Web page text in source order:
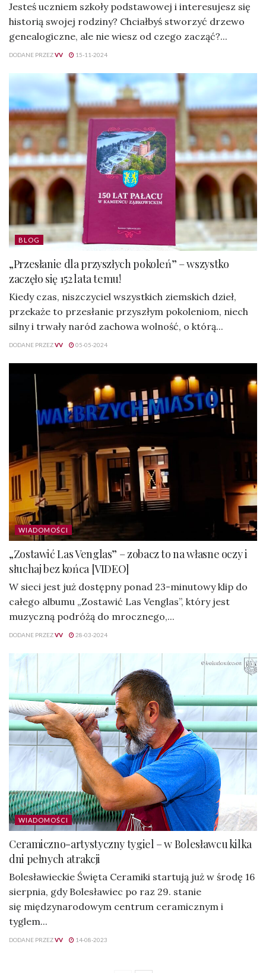
Jesteś uczniem szkoły podstawowej i interesujesz się
historią swojej rodziny? Chciałbyś stworzyć drzewo
genealogiczne, ale nie wiesz od czego zacząć?...
DODANE PRZEZVV 15-11-2024
BLOG
„Przesłanie dla przyszłych pokoleń” – wszystko
zaczęło się 152 lata temu!
Kiedy czas, niszczyciel wszystkich ziemskich dzieł,
przekaże to przesłanie przyszłym pokoleniom, niech
silny i trwały naród zachowa wolność, o którą...
DODANE PRZEZVV 05-05-2024
WIADOMOŚCI
„Zostawić Las Venglas” – zobacz to na własne oczy i
słuchaj bez końca [VIDEO]
W sieci jest już dostępny ponad 23-minutowy klip do
całego albumu „Zostawić Las Venglas”, który jest
muzyczną podróżą do mrocznego,...
DODANE PRZEZVV 28-03-2024
WIADOMOŚCI
Ceramiczno-artystyczny tygiel – w Bolesławcu kilka
dni pełnych atrakcji
Bolesławieckie Święta Ceramiki startują już w środę 16
sierpnia, gdy Bolesławiec po raz 29. stanie
się międzynarodowym centrum ceramicznym i
tyglem...
DODANE PRZEZVV 14-08-2023